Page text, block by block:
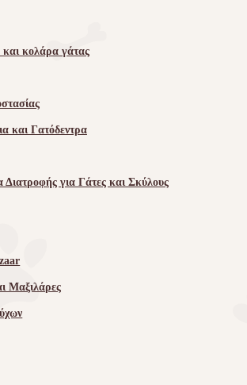
και κολάρα γάτας
και Γατόδεντρα
για Γάτες και Σκύλους
Μαξιλάρες